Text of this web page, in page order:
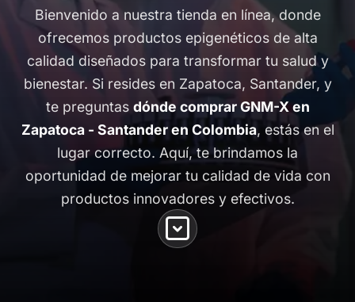
Bienvenido a nuestra tienda en línea, donde
ofrecemos productos epigenéticos de alta
calidad diseñados para transformar tu salud y
bienestar. Si resides en Zapatoca, Santander, y
te preguntas dónde comprar GNM-X en
Zapatoca - Santander en Colombia, estás en el
lugar correcto. Aquí, te brindamos la
oportunidad de mejorar tu calidad de vida con
productos innovadores y efectivos.